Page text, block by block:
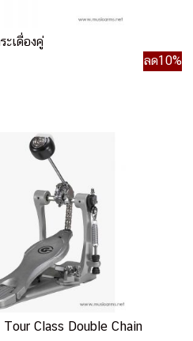
เดื่องคู่
ลด10%
Class Double Chain